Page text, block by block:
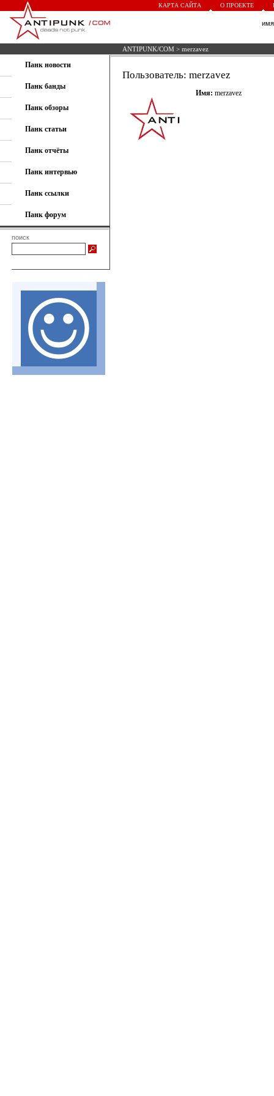
КАРТА САЙТА О ПРОЕКТЕ
ANTIPUNK/COM > merzavez
Панк новости
Панк банды
Панк обзоры
Панк статьи
Панк отчёты
Панк интервью
Панк ссылки
Панк форум
поиск
Пользователь: merzavez
Имя: merzavez